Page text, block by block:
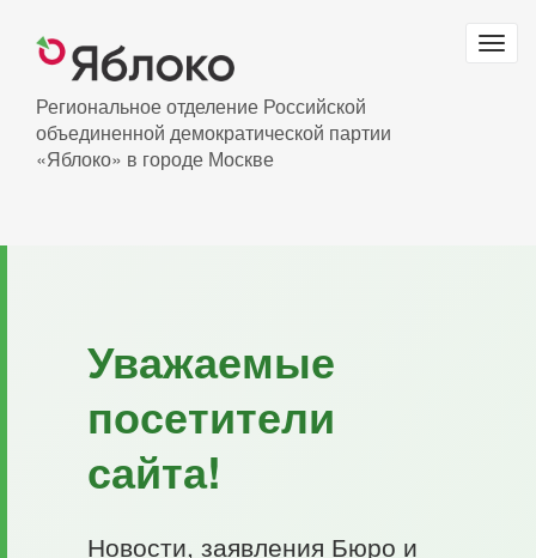
основному
Региональное отделение Российской
объединенной демократической партии
«Яблоко» в городе Москве
Уважаемые
посетители
сайта!
Новости, заявления Бюро и